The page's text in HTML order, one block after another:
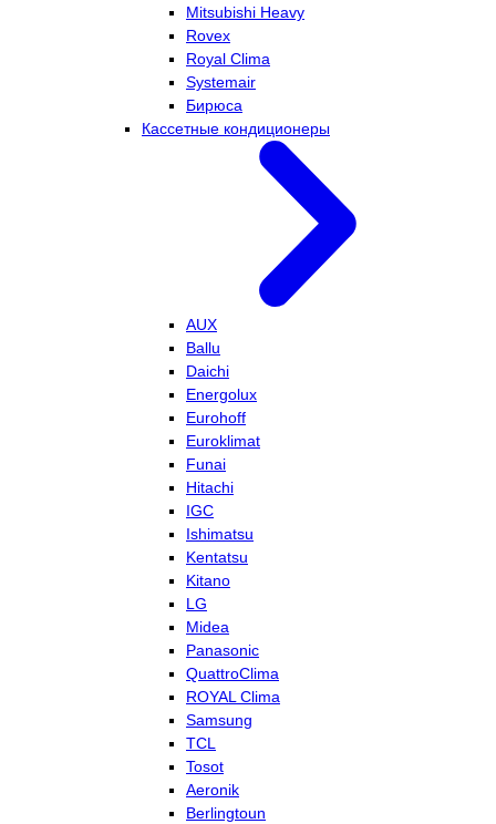
Mitsubishi Heavy
Rovex
Royal Clima
Systemair
Бирюса
Кассетные кондиционеры
AUX
Ballu
Daichi
Energolux
Eurohoff
Euroklimat
Funai
Hitachi
IGC
Ishimatsu
Kentatsu
Kitano
LG
Midea
Panasonic
QuattroClima
ROYAL Clima
Samsung
TCL
Tosot
Aeronik
Berlingtoun